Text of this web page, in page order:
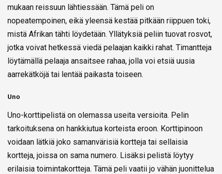
mukaan reissuun lähtiessään. Tämä peli on
nopeatempoinen, eikä yleensä kestää pitkään riippuen toki,
mistä Afrikan tähti löydetään. Yllätyksiä peliin tuovat rosvot,
jotka voivat hetkessä viedä pelaajan kaikki rahat. Timantteja
löytämällä pelaaja ansaitsee rahaa, jolla voi etsiä uusia
aarrekätköjä tai lentää paikasta toiseen.
Uno
Uno-korttipelistä on olemassa useita versioita. Pelin
tarkoituksena on hankkiutua korteista eroon. Korttipinoon
voidaan lätkiä joko samanvärisiä kortteja tai sellaisia
kortteja, joissa on sama numero. Lisäksi pelistä löytyy
erilaisia toimintakortteja. Tämä peli vaatii jo vähän juonittelua